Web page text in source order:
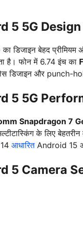
5 5G
डिजाइन बेहद प्रीमियम
है। फोन में 6.74 इंच का
डिजाइन और punch-
5 5G
Snapdragon 7
के लिए
आधारितAndroid 15
5 Camera